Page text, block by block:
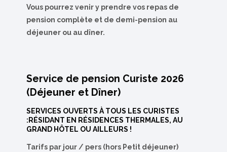
Vous pourrez venir y prendre vos repas de
pension complète et de demi-pension au
déjeuner ou au dîner.
Service de pension Curiste 2026
(Déjeuner et Dîner)
SERVICES OUVERTS À TOUS LES CURISTES
:RÉSIDANT EN RÉSIDENCES THERMALES, AU
GRAND HÔTEL OU AILLEURS !
Tarifs par jour / pers (hors Petit déjeuner)